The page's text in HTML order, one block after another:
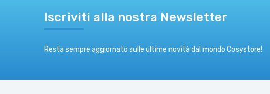
Iscriviti alla nostra Newsletter
Resta sempre aggiornato sulle ultime novità dal mondo Cosystore!